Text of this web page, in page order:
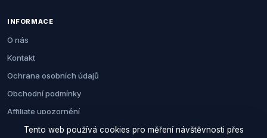
INFORMACE
O nás
Kontakt
Ochrana osobních údajů
Obchodní podmínky
Affiliate upozornění
Tento web používá cookies pro měření návštěvnosti přes